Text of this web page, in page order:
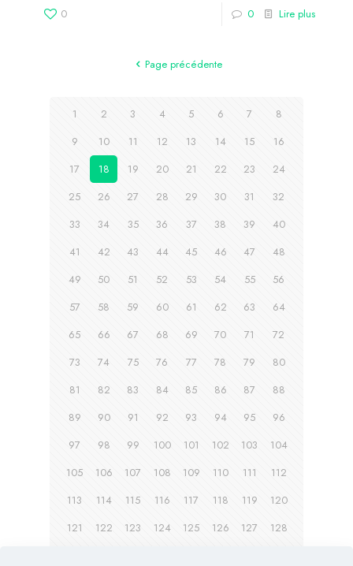
0 0 Lire plus
Page précédente
1 2 3 4 5 6 7
8
9
10 11 12 13 14 15
16
17
18 19 20 21 22 23
24
25
26 27 28 29 30 31
32
33
34 35 36 37 38 39
40
41
42 43 44 45 46 47
48
49
50 51 52 53 54 55
56
57
58 59 60 61 62 63
64
65
66 67 68 69 70 71
72
73
74 75 76 77 78 79
80
81
82 83 84 85 86 87
88
89
90 91 92 93 94 95
96
97
98 99 100 101 102 103
104
105
106 107 108 109 110 111
112
113
114 115 116 117 118 119
120
121
122 123 124 125 126 127
128